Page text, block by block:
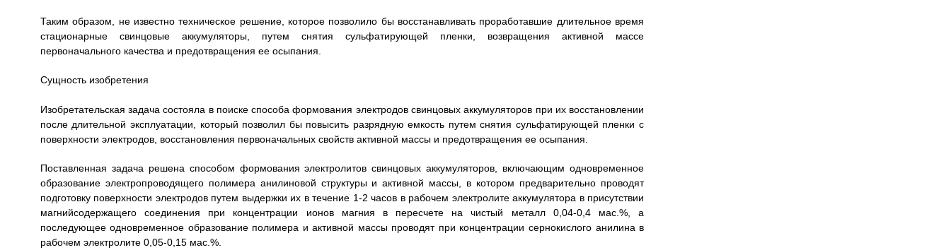
Таким образом, не известно техническое решение, которое позволило бы восстанавливать проработавшие длительное время
стационарные свинцовые аккумуляторы, путем снятия сульфатирующей пленки, возвращения активной массе
первоначального качества и предотвращения ее осыпания.
Сущность изобретения
Изобретательская задача состояла в поиске способа формования электродов свинцовых аккумуляторов при их восстановлении
после длительной эксплуатации, который позволил бы повысить разрядную емкость путем снятия сульфатирующей пленки с
поверхности электродов, восстановления первоначальных свойств активной массы и предотвращения ее осыпания.
Поставленная задача решена способом формования электролитов свинцовых аккумуляторов, включающим одновременное
образование электропроводящего полимера анилиновой структуры и активной массы, в котором предварительно проводят
подготовку поверхности электродов путем выдержки их в течение 1-2 часов в рабочем электролите аккумулятора в присутствии
магнийсодержащего соединения при концентрации ионов магния в пересчете на чистый металл 0,04-0,4 мас.%, а
последующее одновременное образование полимера и активной массы проводят при концентрации сернокислого анилина в
рабочем электролите 0,05-0,15 мас.%.